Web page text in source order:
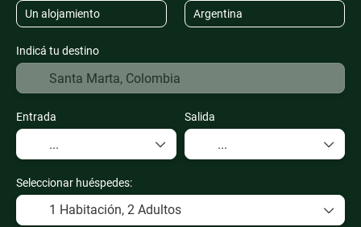
Indicá tu destino
Entrada Salida
Seleccionar huéspedes:
1 Habitación, 2 Adultos